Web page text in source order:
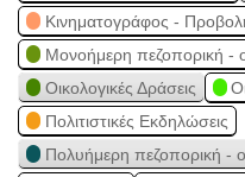
Κινηματογράφος -
Μονοήμερη πεζοπορική -
Οικολογικές Δράσεις
Πολιτιστικές Εκδηλώσεις
Πολυήμερη πεζοπορική -